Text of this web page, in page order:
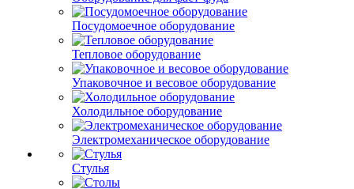
Посудомоечное оборудование
Тепловое оборудование
Упаковочное и весовое оборудование
Холодильное оборудование
Электромеханическое оборудование
Стулья